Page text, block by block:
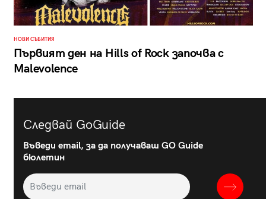
НОВИ СЪБИТИЯ
Първият ден на Hills of Rock започва с
Malevolence
Следвай GoGuide
Въведи email, за да получаваш GO Guide
бюлетин